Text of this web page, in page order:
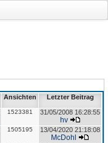
Ansichten Letzter Beitrag
1523381 31/05/2008 16:28:55
hv
1505195 13/04/2020 21:18:08
McDohl